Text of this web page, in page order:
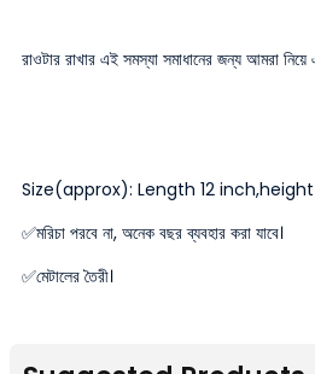
রাওটার রাখার এই সমস্যা সমাধানের জন্য আমরা নিয়ে
Size(approx): Length 12
✅মরিচা পরবে না, অনেক বছর ব্যবহার করা যাবে।
✅মেটালের তৈরী।